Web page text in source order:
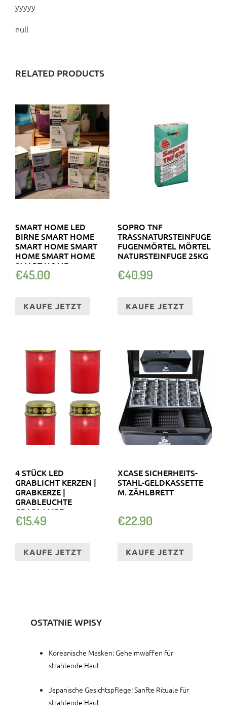
yyyyy
null
RELATED PRODUCTS
SMART HOME LED
BIRNE SMART HOME
SMART HOME SMART
HOME SMART HOME
SMART HOME
€45.00
KAUFE JETZT
SOPRO TNF
TRASSNATURSTEINFUGE
FUGENMÖRTEL MÖRTEL
NATURSTEINFUGE 25KG
€40.99
KAUFE JETZT
4 STÜCK LED
GRABLICHT KERZEN |
GRABKERZE |
GRABLEUCHTE
GRABLAMPE
FRIEDHOFSKERZE
€15.49
KAUFE JETZT
XCASE SICHERHEITS-
STAHL-GELDKASSETTE
M. ZÄHLBRETT
€22.90
KAUFE JETZT
OSTATNIE WPISY
Koreanische Masken: Geheimwaffen für
strahlende Haut
Japanische Gesichtspflege: Sanfte Rituale für
strahlende Haut